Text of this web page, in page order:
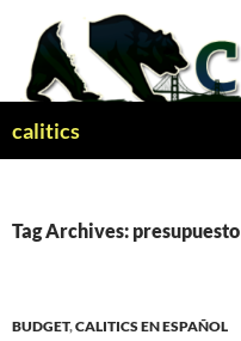
content
calitics
Tag Archives: presupuesto
BUDGET,CALITICS EN ESPAÑOL